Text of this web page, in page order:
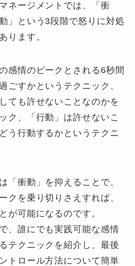
ネージメントでは、「衝
」という3段階で怒りに対処
ります。
感情のピークとされる6秒間
ごすかというテクニック、
ても許せないことなのかを
ク、「行動」は許せないこ
う行動するかというテクニ
「衝動」を抑えることで、
クを乗り切りさえすれば、
が可能になるのです。
、誰にでも実践可能な感情
テクニックを紹介し、最後
トロール方法について簡単